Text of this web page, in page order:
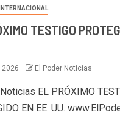
INTERNACIONAL
TESTIGO
El Poder Noticias
EL PRÓXIMO
EN EE. UU.